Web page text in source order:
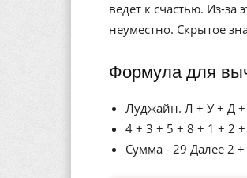
ведет к счастью. Из-
неуместно. Скрытое
Формула для
Луджайн. Л + У + Д
4 + 3 + 5 + 8 + 1 + 2
Сумма - 29 Далее 2